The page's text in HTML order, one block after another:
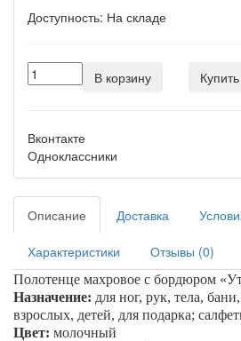
Доступность: На складе
В корзину
Вконтакте
Одноклассники
Описание Доставка
Характеристики Отзывы (0)
Полотенце махровое с бордюром «
Назначение: для ног, рук, тела,
взрослых, детей, для подарка;
Цвет: молочный